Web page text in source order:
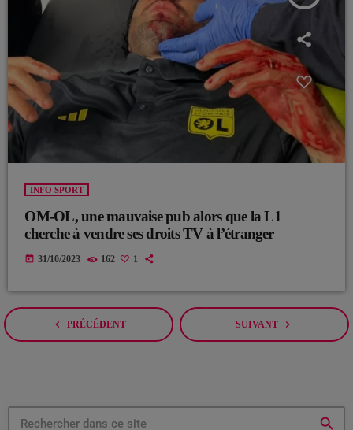
INFO SPORT
OM-OL, une mauvaise pub alors que la L1
cherche à vendre ses droits TV à l’étranger
today 31/10/2023 162 1
navigate_before PRÉCÉDENT SUIVANT navigate_next
search